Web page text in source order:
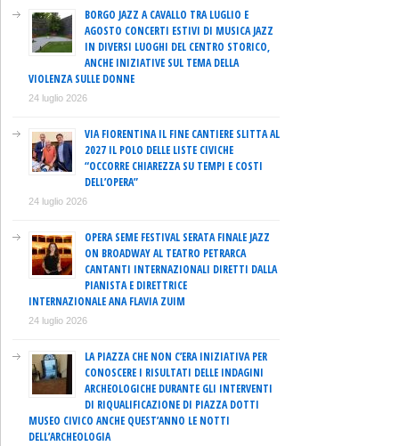
BORGO JAZZ A CAVALLO TRA LUGLIO E
AGOSTO CONCERTI ESTIVI DI MUSICA JAZZ
IN DIVERSI LUOGHI DEL CENTRO STORICO,
ANCHE INIZIATIVE SUL TEMA DELLA
VIOLENZA SULLE DONNE
24 luglio 2026
VIA FIORENTINA IL FINE CANTIERE SLITTA AL
2027 IL POLO DELLE LISTE CIVICHE
“OCCORRE CHIAREZZA SU TEMPI E COSTI
DELL’OPERA”
24 luglio 2026
OPERA SEME FESTIVAL SERATA FINALE JAZZ
ON BROADWAY AL TEATRO PETRARCA
CANTANTI INTERNAZIONALI DIRETTI DALLA
PIANISTA E DIRETTRICE
INTERNAZIONALE ANA FLAVIA ZUIM
24 luglio 2026
LA PIAZZA CHE NON C’ERA INIZIATIVA PER
CONOSCERE I RISULTATI DELLE INDAGINI
ARCHEOLOGICHE DURANTE GLI INTERVENTI
DI RIQUALIFICAZIONE DI PIAZZA DOTTI
MUSEO CIVICO ANCHE QUEST’ANNO LE NOTTI
DELL’ARCHEOLOGIA